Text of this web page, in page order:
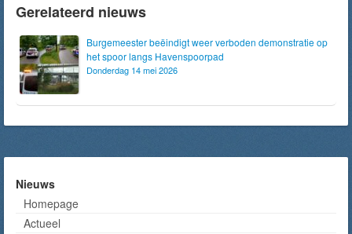
Gerelateerd nieuws
Burgemeester beëindigt weer verboden demonstratie op
het spoor langs Havenspoorpad
Donderdag 14 mei 2026
Nieuws
Homepage
Actueel